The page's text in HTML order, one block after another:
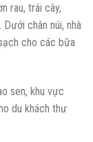
rau, trái cây,
chân núi, nhà
cho các bữa
sen, khu vực
du khách thư